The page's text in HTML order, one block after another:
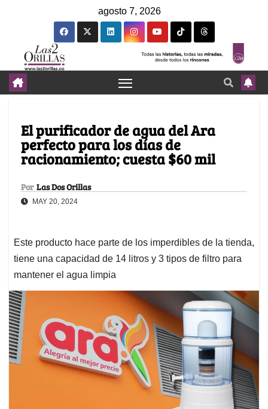
agosto 7, 2026
El purificador de agua del Ara
perfecto para los días de
racionamiento; cuesta $60 mil
Por Las Dos Orillas
MAY 20, 2024
Este producto hace parte de los imperdibles de la tienda,
tiene una capacidad de 14 litros y 3 tipos de filtro para
mantener el agua limpia